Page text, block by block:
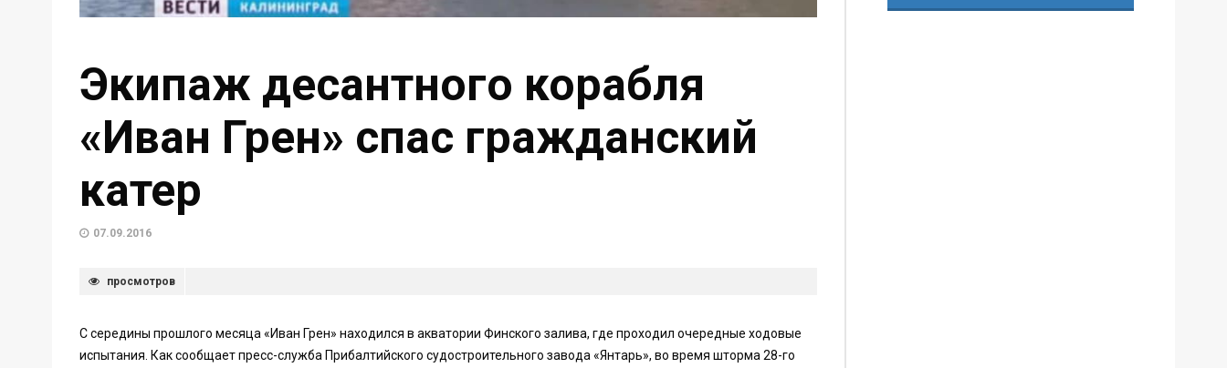
Экипаж десантного корабля
«Иван Грен» спас гражданский
катер
07.09.2016
просмотров
С середины прошлого месяца «Иван Грен» находился в акватории Финского залива, где проходил очередные ходовые
испытания. Как сообщает пресс-служба Прибалтийского судостроительного завода «Янтарь», во время шторма 28-го